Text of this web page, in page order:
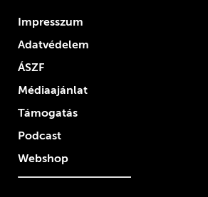
Impresszum
Adatvédelem
ÁSZF
Médiaajánlat
Támogatás
Podcast
Webshop